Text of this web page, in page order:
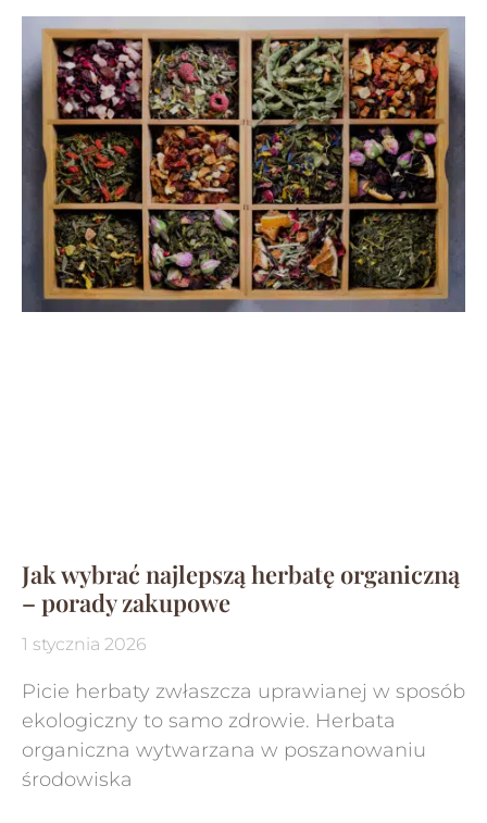
Jak wybrać najlepszą herbatę organiczną
– porady zakupowe
1 stycznia 2026
Picie herbaty zwłaszcza uprawianej w sposób
ekologiczny to samo zdrowie. Herbata
organiczna wytwarzana w poszanowaniu
środowiska